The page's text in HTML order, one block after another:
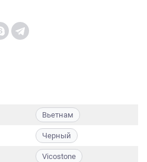
Вьетнам
Черный
Vicostone